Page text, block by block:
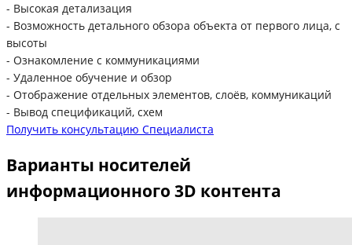
- Высокая детализация
- Возможность детального обзора объекта от первого лица, с
высоты
- Ознакомление с коммуникациями
- Удаленное обучение и обзор
- Отображение отдельных элементов, слоёв, коммуникаций
- Вывод спецификаций, схем
Получить консультацию Специалиста
Варианты носителей
информационного 3D контента